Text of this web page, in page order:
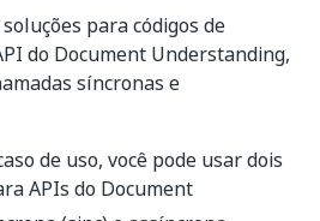
para códigos de
do Document Understanding,
síncronas e
de uso, você pode usar dois
APIs do Document